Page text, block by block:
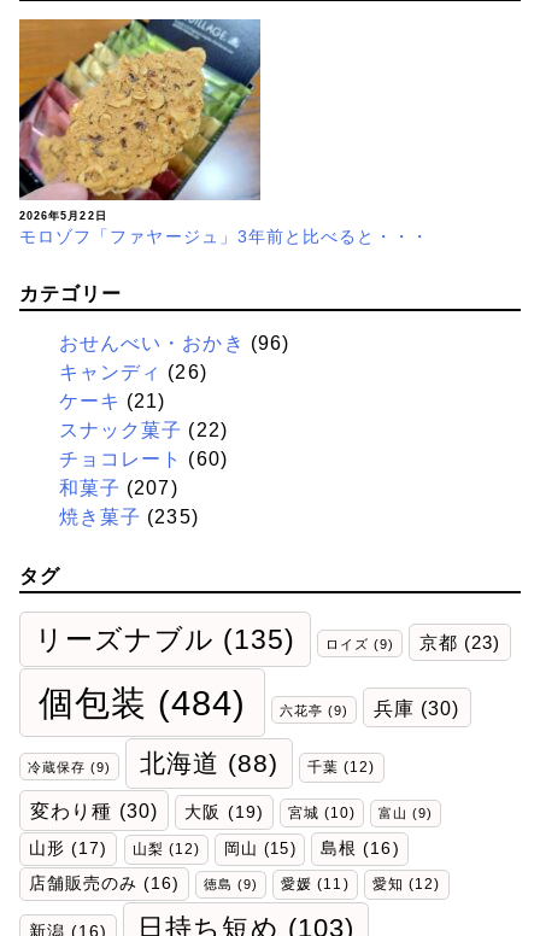
2026年5月22日
モロゾフ「ファヤージュ」3年前と比べると・・・
カテゴリー
おせんべい・おかき (96)
キャンディ (26)
ケーキ (21)
スナック菓子 (22)
チョコレート
(60)
和菓子 (207)
焼き菓子 (235)
タグ
リーズナブル (135) ロイズ (9) 京都 (23)
個包装 (484) 六花亭 (9) 兵庫 (30)
冷蔵保存 (9) 北海道 (88) 千葉 (12)
変わり種 (30) 大阪 (19) 宮城 (10) 富山 (9)
山形 (17) 山梨 (12) 岡山 (15) 島根 (16)
店舗販売のみ (16) 徳島 (9) 愛媛 (11) 愛知 (12)
新潟 (16) 日持ち短め (103)